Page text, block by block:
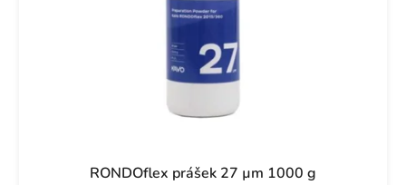
RONDOflex prášek 27 µm 1000 g